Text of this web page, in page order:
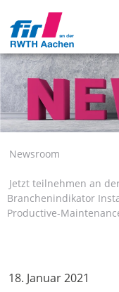
Newsroom
Jetzt teilnehmen an
Branchenindikator
Productive-
18. Januar 2021